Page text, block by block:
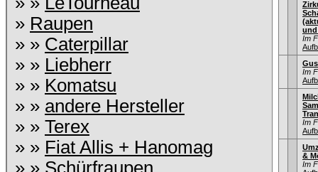
» Raupen
» » Caterpillar
» » Liebherr
» » Komatsu
» » andere Hersteller
» » Terex
» » Fiat Allis + Hanomag
» » Schürfraupen
und
Im
Im
Im
&
Im